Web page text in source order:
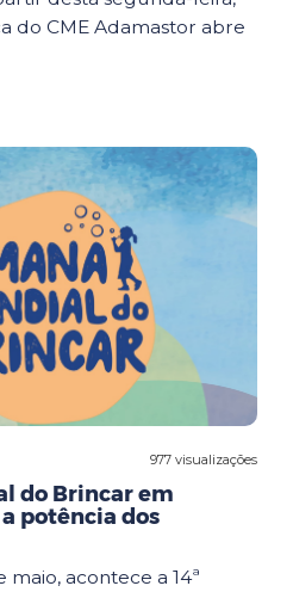
do CME Adamastor abre
977 visualizações
do Brincar em
potência dos
maio, acontece a 14ª